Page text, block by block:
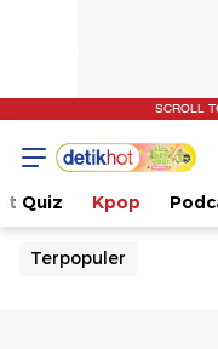
SCROLL
Quiz Kpop
Terpopuler